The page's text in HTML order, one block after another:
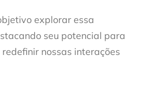
explorar essa
seu potencial para
nossas interações